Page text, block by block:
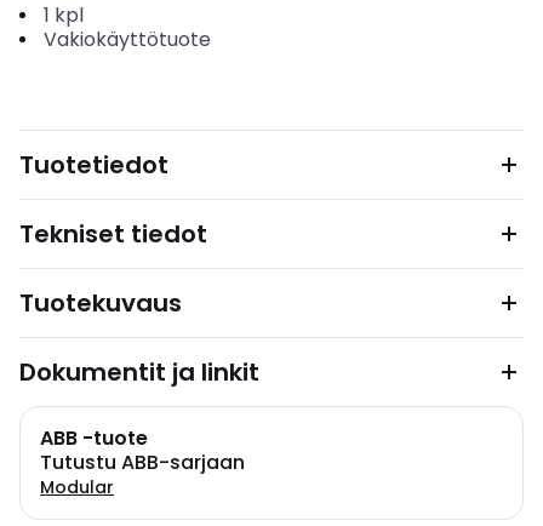
1 kpl
Vakiokäyttötuote
Tuotetiedot
Tekniset tiedot
Tuotekuvaus
Dokumentit ja linkit
ABB -tuote
Tutustu ABB-sarjaan
Modular